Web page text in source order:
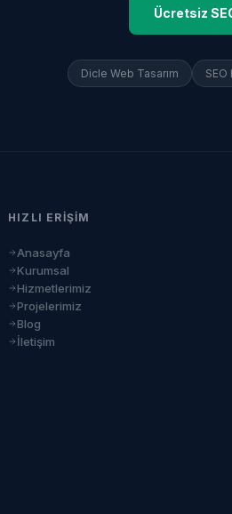
Ücretsiz
Dicle Web Tasarım
HIZLI ERIŞIM
Anasayfa
Kurumsal
Hizmetlerimiz
Projelerimiz
Blog
İletişim